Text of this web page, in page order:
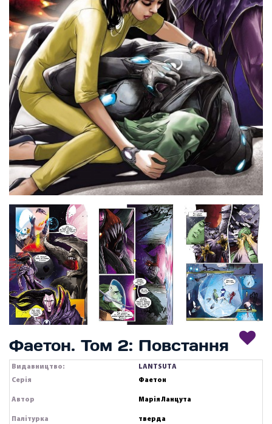
Фаетон. Том 2: Повстання
Видавництво:
LANTSUTA
Серія
Фаетон
Автор Марія Ланцута
Палітурка тверда